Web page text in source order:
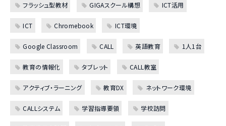
フラッシュ型教材 GIGAスクール構想 ICT活用
ICT Chromebook ICT環境
Google Classroom CALL 英語教育 1人1台
教育の情報化 タブレット CALL教室
アクティブ・ラーニング 教育DX ネットワーク環境
CALLシステム 学習指導要領 学校訪問